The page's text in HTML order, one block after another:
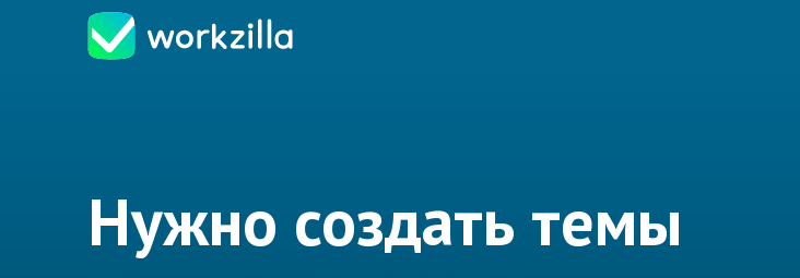
Нужно создать темы